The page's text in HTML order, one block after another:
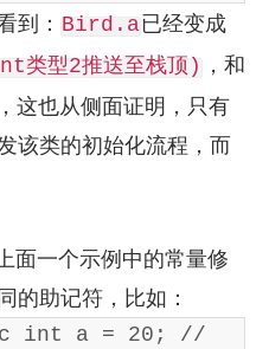
到： Bird.a已经变成
型2推送至栈顶) ，和
这也从侧面证明，只有
该类的初始化流程，而
面一个示例中的常量修
的助记符，比如：
int a = 20; //